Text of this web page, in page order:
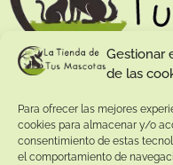
Gestionar
de las
Para ofrecer las mejores
cookies para almacenar y/o
consentimiento de estas
el comportamiento de
Contacto:
Dirección:
Calle Pepe Jiménez 19,
Teléfono: